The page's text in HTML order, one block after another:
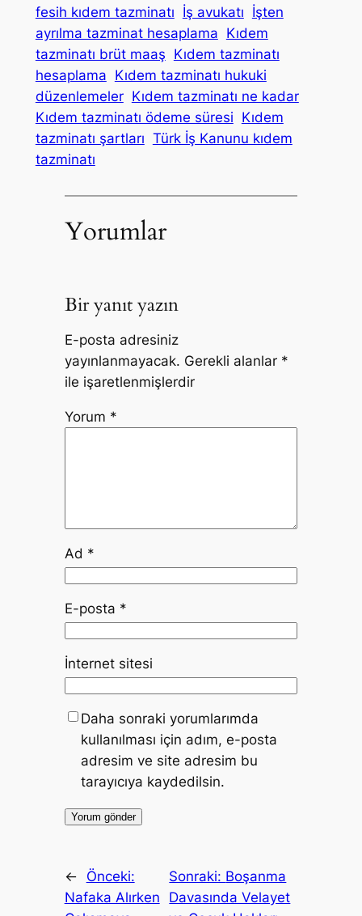
fesih kıdem tazminatı İş avukatı İşten
ayrılma tazminat hesaplama Kıdem
tazminatı brüt maaş Kıdem tazminatı
hesaplama Kıdem tazminatı hukuki
düzenlemeler Kıdem tazminatı ne kadar
Kıdem tazminatı ödeme süresi Kıdem
tazminatı şartları Türk İş Kanunu kıdem
tazminatı
Yorumlar
Bir yanıt yazın
E-posta adresiniz
yayınlanmayacak. Gerekli alanlar *
ile işaretlenmişlerdir
Yorum *
Ad *
E-posta *
İnternet sitesi
Daha sonraki yorumlarımda
kullanılması için adım, e-posta
adresim ve site adresim bu
tarayıcıya kaydedilsin.
←
Önceki:
Nafaka Alırken
Sonraki: Boşanma
Davasında Velayet